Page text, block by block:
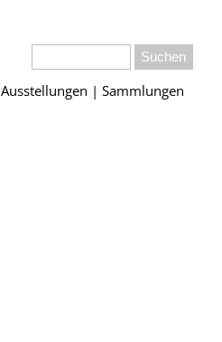
Ausstellungen | Sammlungen